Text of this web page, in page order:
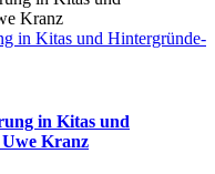
in Kitas und Hintergründe-
in Kitas und
Kranz